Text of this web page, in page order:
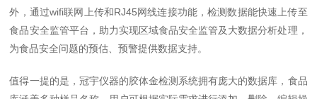
外，通过wifi联网上传和RJ45网线连接功能，检测数据能快速上传至
食品安全监管平台，助力实现区域食品安全监管及大数据分析处理，
为食品安全问题的预估、预警提供数据支持。
值得一提的是，冠宇仪器的胶体金检测系统拥有庞大的数据库，食品